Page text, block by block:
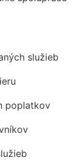
služieb
poplatkov